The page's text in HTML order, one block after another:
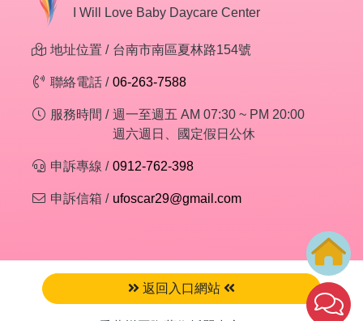
I Will Love Baby Daycare Center
地址位置 / 台南市南區夏林路154號
聯絡電話 / 06-263-7588
服務時間 / 週一至週五 AM 07:30 ~ PM 20:00
週六週日、國定假日公休
申訴專線 / 0912-762-398
申訴信箱 / ufoscar29@gmail.com
返回入口網站